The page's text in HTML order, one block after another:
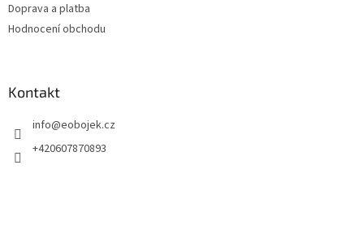
Doprava a platba
Hodnocení obchodu
Kontakt
info@eobojek.cz
+420607870893